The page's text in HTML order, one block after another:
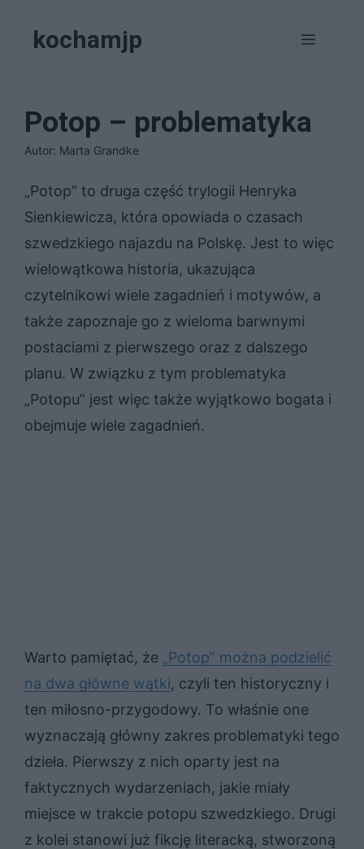
kochamjp Menu
Potop – problematyka
Autor: Marta Grandke
„Potop” to druga część trylogii Henryka
Sienkiewicza, która opowiada o czasach
szwedzkiego najazdu na Polskę. Jest to więc
wielowątkowa historia, ukazująca
czytelnikowi wiele zagadnień i motywów, a
także zapoznaje go z wieloma barwnymi
postaciami z pierwszego oraz z dalszego
planu. W związku z tym problematyka
„Potopu” jest więc także wyjątkowo bogata i
obejmuje wiele zagadnień.
Warto pamiętać, że „Potop” można podzielić
na dwa główne wątki, czyli ten historyczny i
ten miłosno-przygodowy. To właśnie one
wyznaczają główny zakres problematyki tego
dzieła. Pierwszy z nich oparty jest na
faktycznych wydarzeniach, jakie miały
miejsce w trakcie potopu szwedzkiego. Drugi
z kolei stanowi już fikcję literacką, stworzoną